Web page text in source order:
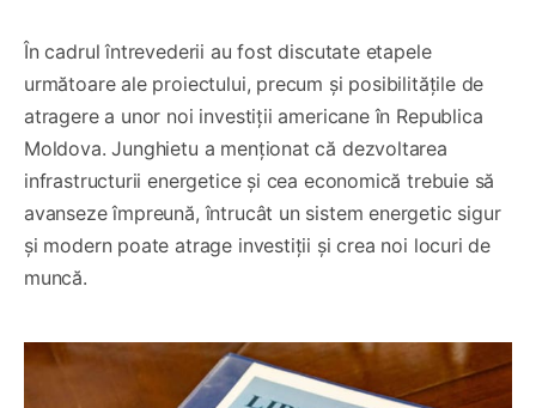
În cadrul întrevederii au fost discutate etapele
următoare ale proiectului, precum și posibilitățile de
atragere a unor noi investiții americane în Republica
Moldova. Junghietu a menționat că dezvoltarea
infrastructurii energetice și cea economică trebuie să
avanseze împreună, întrucât un sistem energetic sigur
și modern poate atrage investiții și crea noi locuri de
muncă.